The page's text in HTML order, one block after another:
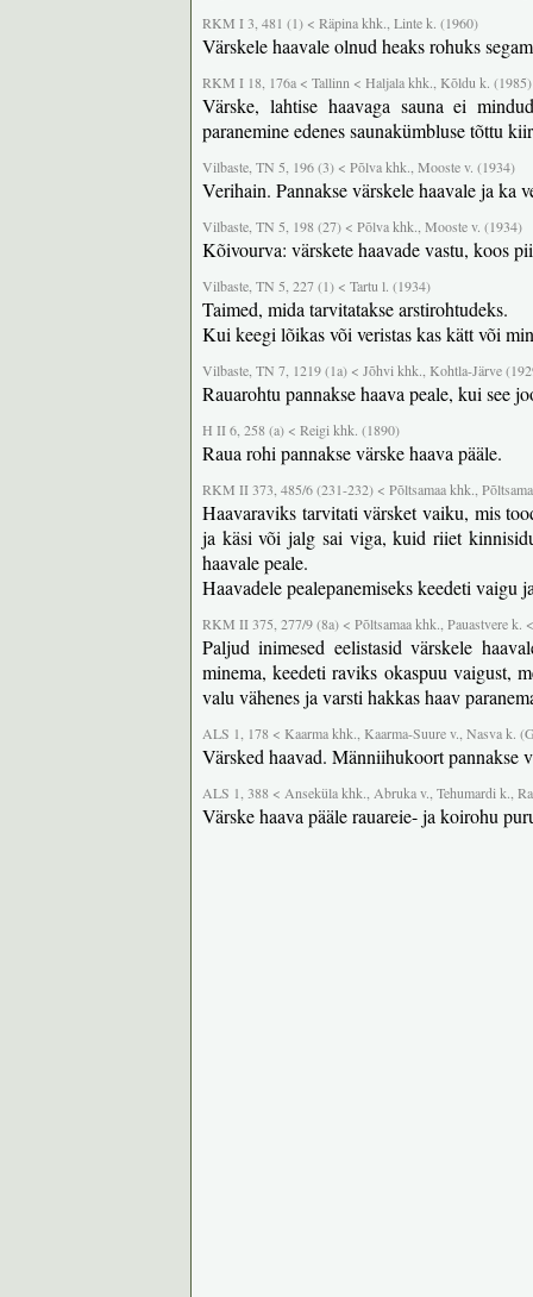
RKM I 3, 481 (1) < Räpina khk., Linte k. (1960)
Värskele haavale olnud heaks rohuks
RKM I 18, 176a < Tallinn < Haljala khk., Kõldu k. (1985)
Värske, lahtise haavaga sauna ei
paranemine edenes saunakümbluse tõttu
Vilbaste, TN 5, 196 (3) < Põlva khk., Mooste v. (1934)
Verihain. Pannakse värskele haavale ja ka
Vilbaste, TN 5, 198 (27) < Põlva khk., Mooste v. (1934)
Kõivourva: värskete haavade vastu, koos
Vilbaste, TN 5, 227 (1) < Tartu l. (1934)
Taimed, mida tarvitatakse arstirohtudeks.
Kui keegi lõikas või veristas kas kätt või
Vilbaste, TN 7, 1219 (1a) < Jõhvi khk., Kohtla-Järve
Rauarohtu pannakse haava peale, kui see
H II 6, 258 (a) < Reigi khk. (1890)
Raua rohi pannakse värske haava pääle.
RKM II 373, 485/6 (231-232) < Põltsamaa khk.,
Haavaraviks tarvitati värsket vaiku, mis
ja käsi või jalg sai viga, kuid riiet
haavale peale.
Haavadele pealepanemiseks keedeti vaigu
RKM II 375, 277/9 (8a) < Põltsamaa khk., Pauastvere k.
Paljud inimesed eelistasid värskele
minema, keedeti raviks okaspuu vaigust,
valu vähenes ja varsti hakkas haav
ALS 1, 178 < Kaarma khk., Kaarma-Suure v., Nasva k.
Värsked haavad. Männiihukoort pannakse
ALS 1, 388 < Anseküla khk., Abruka v., Tehumardi k.,
Värske haava pääle rauareie- ja koirohu